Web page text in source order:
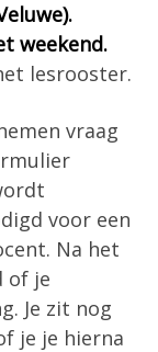
weekend.
lesrooster.
vraag
voor een
Na het
of je
Je zit nog
je je hierna